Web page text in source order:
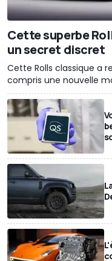
Cette superbe
un secret discret
Cette Rolls classique a
compris une nouvelle